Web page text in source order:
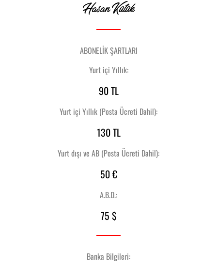
Hasan Kütük
ABONELİK ŞARTLARI
Yurt içi Yıllık:
90 TL
Yurt içi Yıllık (Posta Ücreti Dahil):
130 TL
Yurt dışı ve AB (Posta Ücreti Dahil):
50 €
A.B.D.:
75 $
Banka Bilgileri: